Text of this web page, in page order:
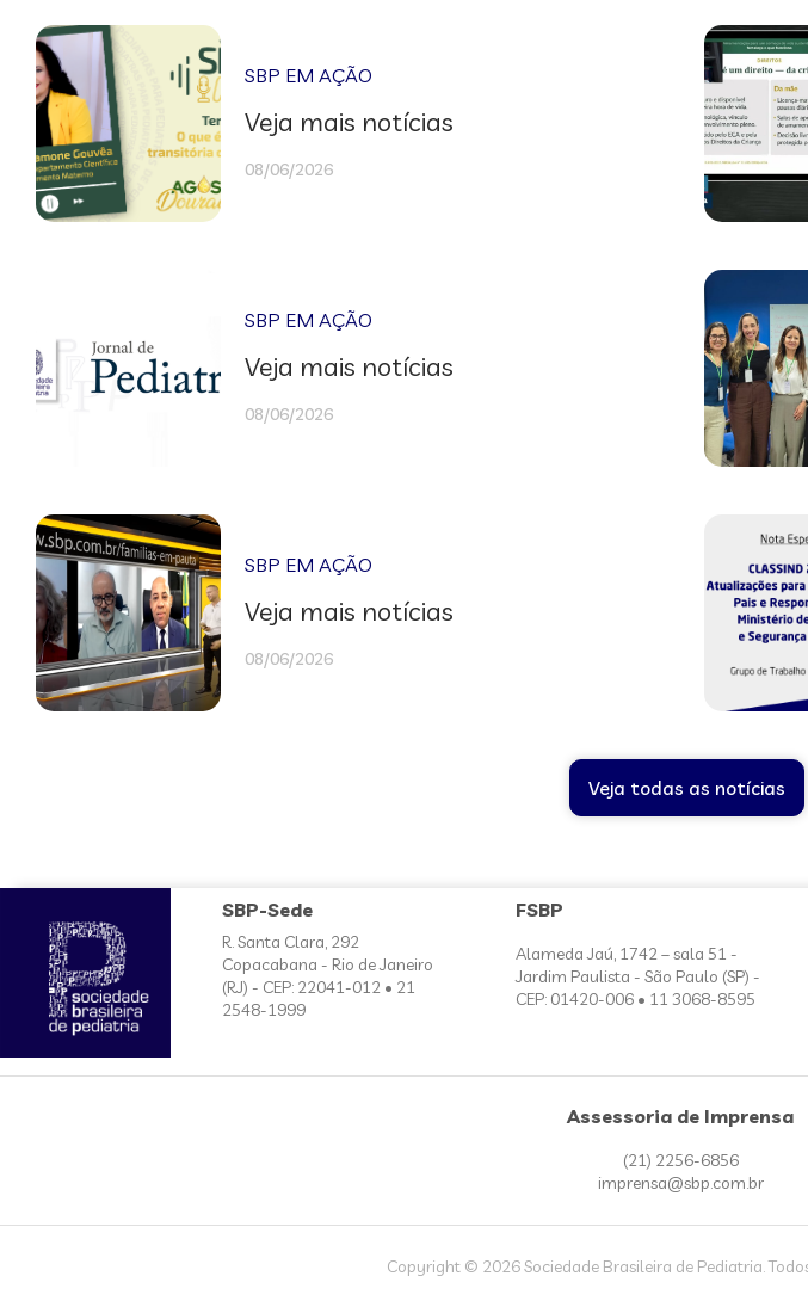
SBP EM AÇÃO
Veja mais notícias
08/06/2026
SBP EM AÇÃO
Veja mais notícias
08/06/2026
SBP EM AÇÃO
Veja mais notícias
08/06/2026
Veja todas as notícias
SBP-Sede
R. Santa Clara, 292
Copacabana - Rio de Janeiro
(RJ) - CEP: 22041-012 • 21
2548-1999
FSBP
Alameda Jaú, 1742 – sala 51 -
Jardim Paulista - São Paulo (SP) -
CEP: 01420-006 • 11 3068-8595
Assessoria de Imprensa
(21) 2256-6856
imprensa@sbp.com.br
Copyright © 2026 Sociedade Brasileira de Pediatria.